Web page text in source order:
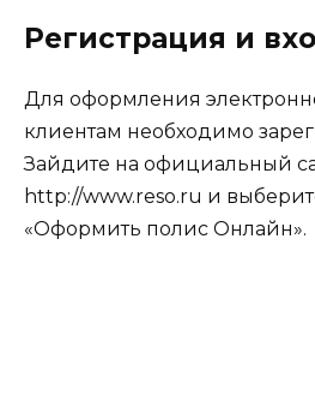
Регистрация и
Для оформления
клиентам необходимо
Зайдите на официальный
http://www.reso.ru и
«Оформить полис Онлайн».